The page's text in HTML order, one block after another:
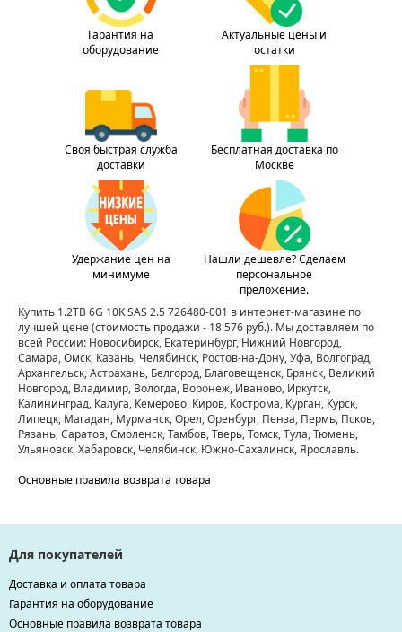
Гарантия на
оборудование
Актуальные цены и
остатки
Своя быстрая служба
доставки
Бесплатная доставка по
Москве
Удержание цен на
минимуме
Нашли дешевле? Сделаем
персональное
преложение.
Купить 1.2TB 6G 10K SAS 2.5 726480-001 в интернет-магазине по
лучшей цене(стоимость продажи - 18 576 руб.). Мы доставляем по
всей России: Новосибирск, Екатеринбург, Нижний Новгород,
Самара, Омск, Казань, Челябинск, Ростов-на-Дону, Уфа, Волгоград,
Архангельск, Астрахань, Белгород, Благовещенск, Брянск, Великий
Новгород, Владимир, Вологда, Воронеж, Иваново, Иркутск,
Калининград, Калуга, Кемерово, Киров, Кострома, Курган, Курск,
Липецк, Магадан, Мурманск, Орел, Оренбург, Пенза, Пермь, Псков,
Рязань, Саратов, Смоленск, Тамбов, Тверь, Томск, Тула, Тюмень,
Ульяновск, Хабаровск, Челябинск, Южно-Сахалинск, Ярославль.
Основные правила возврата товара
Для покупателей
Доставка и оплата товара
Гарантия на оборудование
Основные правила возврата товара